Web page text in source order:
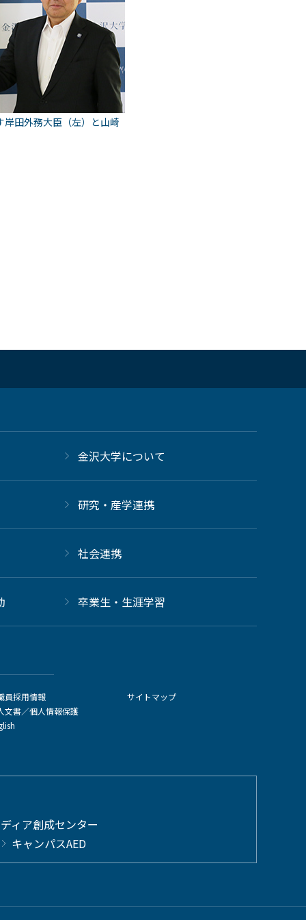
田外務大臣（左）と山崎
金沢大学について
研究・産学連携
社会連携
卒業生・生涯学習
員採用情報
文書／個人情報保護
サイトマップ
ィア創成センター
キャンパスAED